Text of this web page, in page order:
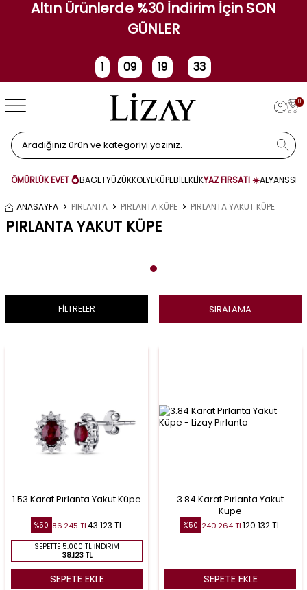
Altın Ürünlerde %30 İndirim İçin SON
GÜNLER
1
Gün
09
Saat
19 33
0
ÖMÜRLÜK EVET 💍BAGETYÜZÜKKOLYEKÜPEBİLEKLİKYAZ FIRSATI ☀️ALYANS
ANASAYFA PIRLANTA PIRLANTA KÜPE PIRLANTA YAKUT KÜPE
PIRLANTA YAKUT KÜPE
FİLTRELER SIRALAMA
1.53 Karat Pırlanta Yakut Küpe
%50 86.245TL43.123 TL
SEPETTE 5.000 TL İNDIRIM
38.123 TL
SEPETE EKLE
3.84 Karat Pırlanta Yakut
Küpe
%50 240.264TL120.132TL
SEPETE EKLE